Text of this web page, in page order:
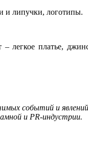
и липучки, логотипы.
легкое платье,
событий и явлений
и PR-индустрии.